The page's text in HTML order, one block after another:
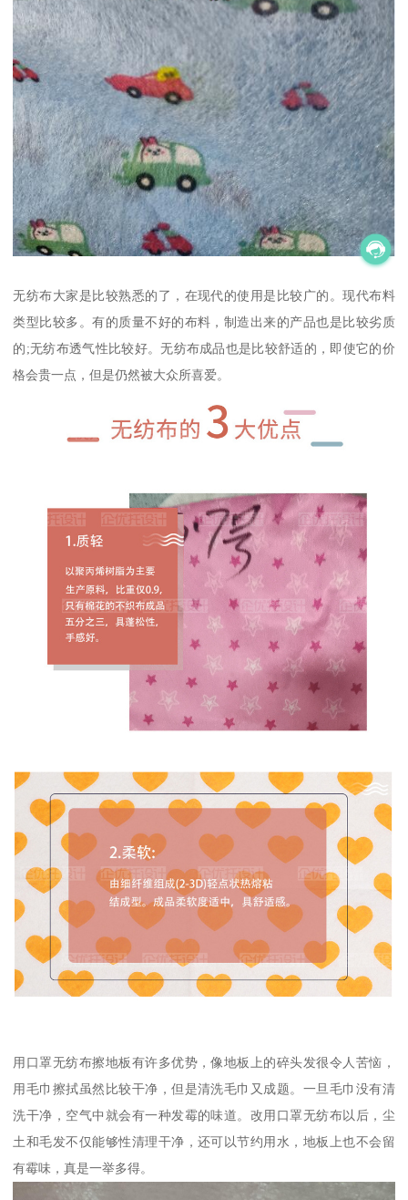
无纺布大家是比较熟悉的了，在现代的使用是比较广的。现代布料
类型比较多。有的质量不好的布料，制造出来的产品也是比较劣质
的;无纺布透气性比较好。无纺布成品也是比较舒适的，即使它的价
格会贵一点，但是仍然被大众所喜爱。
用口罩无纺布擦地板有许多优势，像地板上的碎头发很令人苦恼，
用毛巾擦拭虽然比较干净，但是清洗毛巾又成题。一旦毛巾没有清
洗干净，空气中就会有一种发霉的味道。改用口罩无纺布以后，尘
土和毛发不仅能够性清理干净，还可以节约用水，地板上也不会留
有霉味，真是一举多得。